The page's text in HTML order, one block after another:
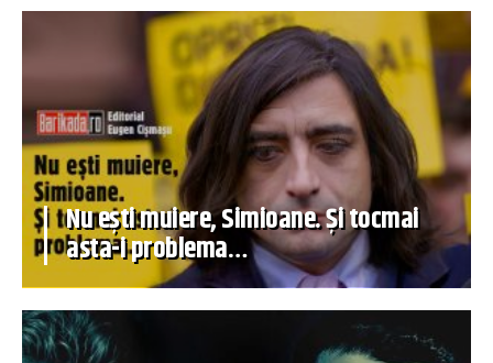
Nu ești muiere, Simioane. Și tocmai
asta-i problema…